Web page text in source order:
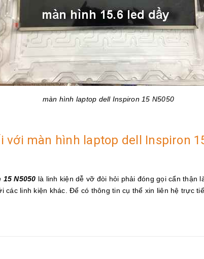
màn hình laptop dell Inspiron 15 N5050
với màn hình laptop dell Inspiron
N5050 là linh kiện dễ vỡ đòi hỏi phải đóng gọi cẩn thận
các linh kiện khác. Để có thông tin cụ thể xin liên hệ trực